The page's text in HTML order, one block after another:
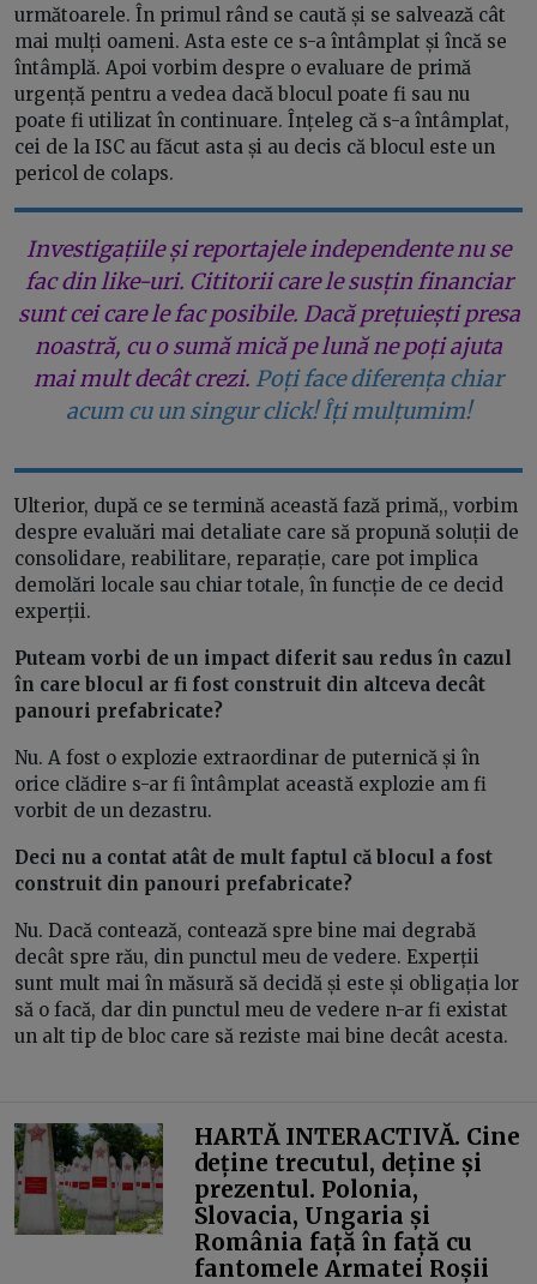
următoarele. În primul rând se caută și se salvează cât
mai mulți oameni. Asta este ce s-a întâmplat și încă se
întâmplă. Apoi vorbim despre o evaluare de primă
urgență pentru a vedea dacă blocul poate fi sau nu
poate fi utilizat în continuare. Înțeleg că s-a întâmplat,
cei de la ISC au făcut asta și au decis că blocul este un
pericol de colaps.
Investigațiile și reportajele independente nu se
fac din like-uri. Cititorii care le susțin financiar
sunt cei care le fac posibile. Dacă prețuiești presa
noastră, cu o sumă mică pe lună ne poți ajuta
mai mult decât crezi. Poți face diferența chiar
acum cu un singur click! Îți mulțumim!
Ulterior, după ce se termină această fază primă,, vorbim
despre evaluări mai detaliate care să propună soluții de
consolidare, reabilitare, reparație, care pot implica
demolări locale sau chiar totale, în funcție de ce decid
experții.
Puteam vorbi de un impact diferit sau redus în cazul
în care blocul ar fi fost construit din altceva decât
panouri prefabricate?
Nu. A fost o explozie extraordinar de puternică și în
orice clădire s-ar fi întâmplat această explozie am fi
vorbit de un dezastru.
Deci nu a contat atât de mult faptul că blocul a fost
construit din panouri prefabricate?
Nu. Dacă contează, contează spre bine mai degrabă
decât spre rău, din punctul meu de vedere. Experții
sunt mult mai în măsură să decidă și este și obligația lor
să o facă, dar din punctul meu de vedere n-ar fi existat
un alt tip de bloc care să reziste mai bine decât acesta.
HARTĂ INTERACTIVĂ. Cine
deține trecutul, deține și
prezentul. Polonia,
Slovacia, Ungaria și
România față în față cu
fantomele Armatei Roșii